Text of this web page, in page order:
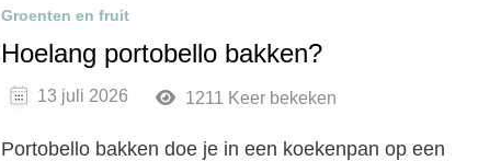
Groenten en fruit
Hoelang portobello bakken?
13 juli 2026 1211 Keer bekeken
Portobello bakken doe je in een koekenpan op een